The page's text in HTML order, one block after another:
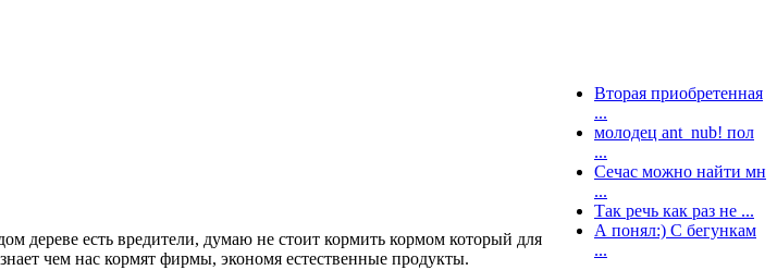
дереве есть вредители, думаю не стоит кормить кормом который для
чем нас кормят фирмы, экономя естественные продукты.
Вторая приобретенная
...
молодец ant_nub! пол
...
Сечас можно найти мн
...
Так речь как раз не ...
А понял:) С бегункам
...